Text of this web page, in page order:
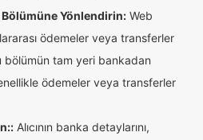
Yönlendirin: Web
ödemeler veya transferler
bölümün tam yeri bankadan
ödemeler veya transferler
Alıcının banka detaylarını,